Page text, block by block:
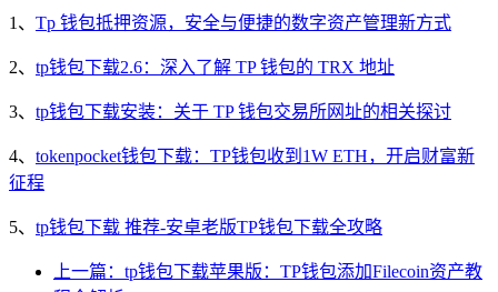
1、 Tp 钱包抵押资源，安全与便捷的数字资产管理新方式
2、 tp钱包下载2.6：深入了解 TP 钱包的 TRX 地址
3、 tp钱包下载安装：关于 TP 钱包交易所网址的相关探讨
4、 tokenpocket钱包下载：TP钱包收到1W ETH，开启财富新
征程
5、 tp钱包下载 推荐-安卓老版TP钱包下载全攻略
上一篇：tp钱包下载苹果版：TP钱包添加Filecoin资产教